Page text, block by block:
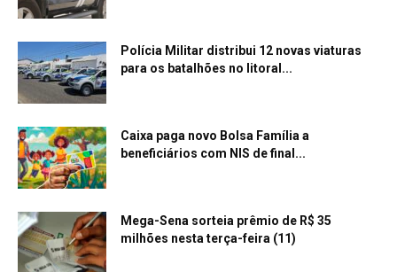
Polícia Militar distribui 12 novas viaturas
para os batalhões no litoral...
Caixa paga novo Bolsa Família a
beneficiários com NIS de final...
Mega-Sena sorteia prêmio de R$ 35
milhões nesta terça-feira (11)